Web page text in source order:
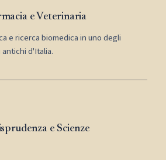
e Veterinaria
e ricerca biomedica in uno degli
d'Italia.
e Scienze